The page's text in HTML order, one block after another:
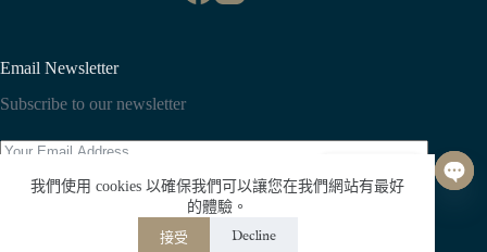
我們使用 cookies 以確保我們可以讓您在我們網站有最好
的體驗。
接受 Decline
Email Newsletter
Subscribe to our newsletter